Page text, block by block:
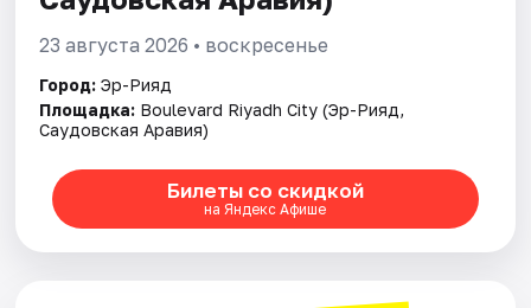
23 августа 2026 • воскресенье
Город: Эр-Рияд
Площадка: Boulevard Riyadh City (Эр-Рияд,
Саудовская Аравия)
Билеты со скидкой
на Яндекс Афише